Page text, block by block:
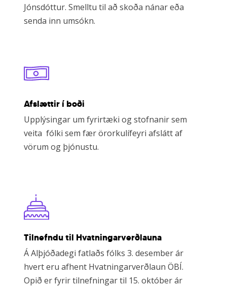
Jónsdóttur. Smelltu til að skoða nánar eða
senda inn umsókn.
Afslættir í boði
Upplýsingar um fyrirtæki og stofnanir sem
veita fólki sem fær örorkulífeyri afslátt af
vörum og þjónustu.
Tilnefndu til Hvatningarverðlauna
Á Alþjóðadegi fatlaðs fólks 3. desember ár
hvert eru afhent Hvatningarverðlaun ÖBÍ.
Opið er fyrir tilnefningar til 15. október ár
more